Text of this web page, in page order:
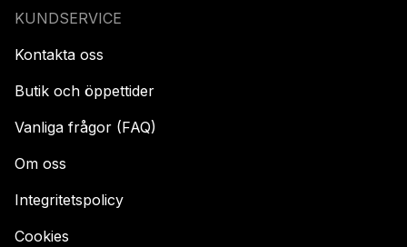
KUNDSERVICE
Kontakta oss
Butik och öppettider
Vanliga frågor (FAQ)
Om oss
Integritetspolicy
Cookies